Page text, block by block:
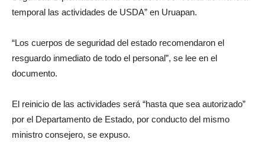
temporal las actividades de USDA” en Uruapan.
“Los cuerpos de seguridad del estado recomendaron el
resguardo inmediato de todo el personal”, se lee en el
documento.
El reinicio de las actividades será “hasta que sea autorizado”
por el Departamento de Estado, por conducto del mismo
ministro consejero, se expuso.